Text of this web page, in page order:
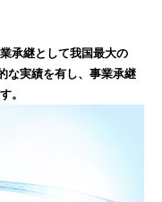
承継として我国最大の
な実績を有し、事業承継
。